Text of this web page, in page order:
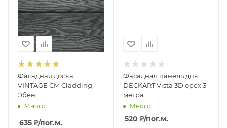
Фасадная доска
VINTAGE CM Cladding
Эбен
Много
635 ₽/пог.м.
Фасадная панель дпк
DECKART Vista 3D орех 3
метра
Много
520 ₽/пог.м.